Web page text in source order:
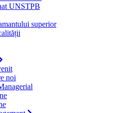
UNSTPB
superior
noi